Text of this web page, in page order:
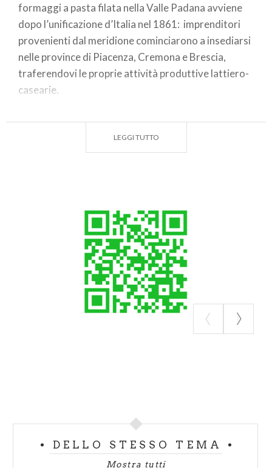
formaggi a pasta filata nella Valle Padana avviene
dopo l’unificazione d’Italia nel 1861: imprenditori
provenienti dal meridione cominciarono a insediarsi
nelle province di Piacenza, Cremona e Brescia,
traferendovi le proprie attività produttive lattiero-
casearie.
filate diffuse nel meridione d'Italia in quanto di
grandi dimensioni, capace di stagionare a lungo,
senza asciugarsi eccessivamente e senza diventare
quindi formaggio da grattugia. La denominazione di
origine "Valpadana" invece si affianca alla
dizione "Provolone" nel 1993 (D.P.C.M. 09-04-
1993), a coronamento di una tradizione secolare
che ha determinato le caratteristiche per le quali
produzione sono indicate le forme tipiche (a salame,
prodotte in diversi pesi, fino anche a superare i 100
LEGGI TUTTO
DELLO STESSO TEMA
Mostra tutti